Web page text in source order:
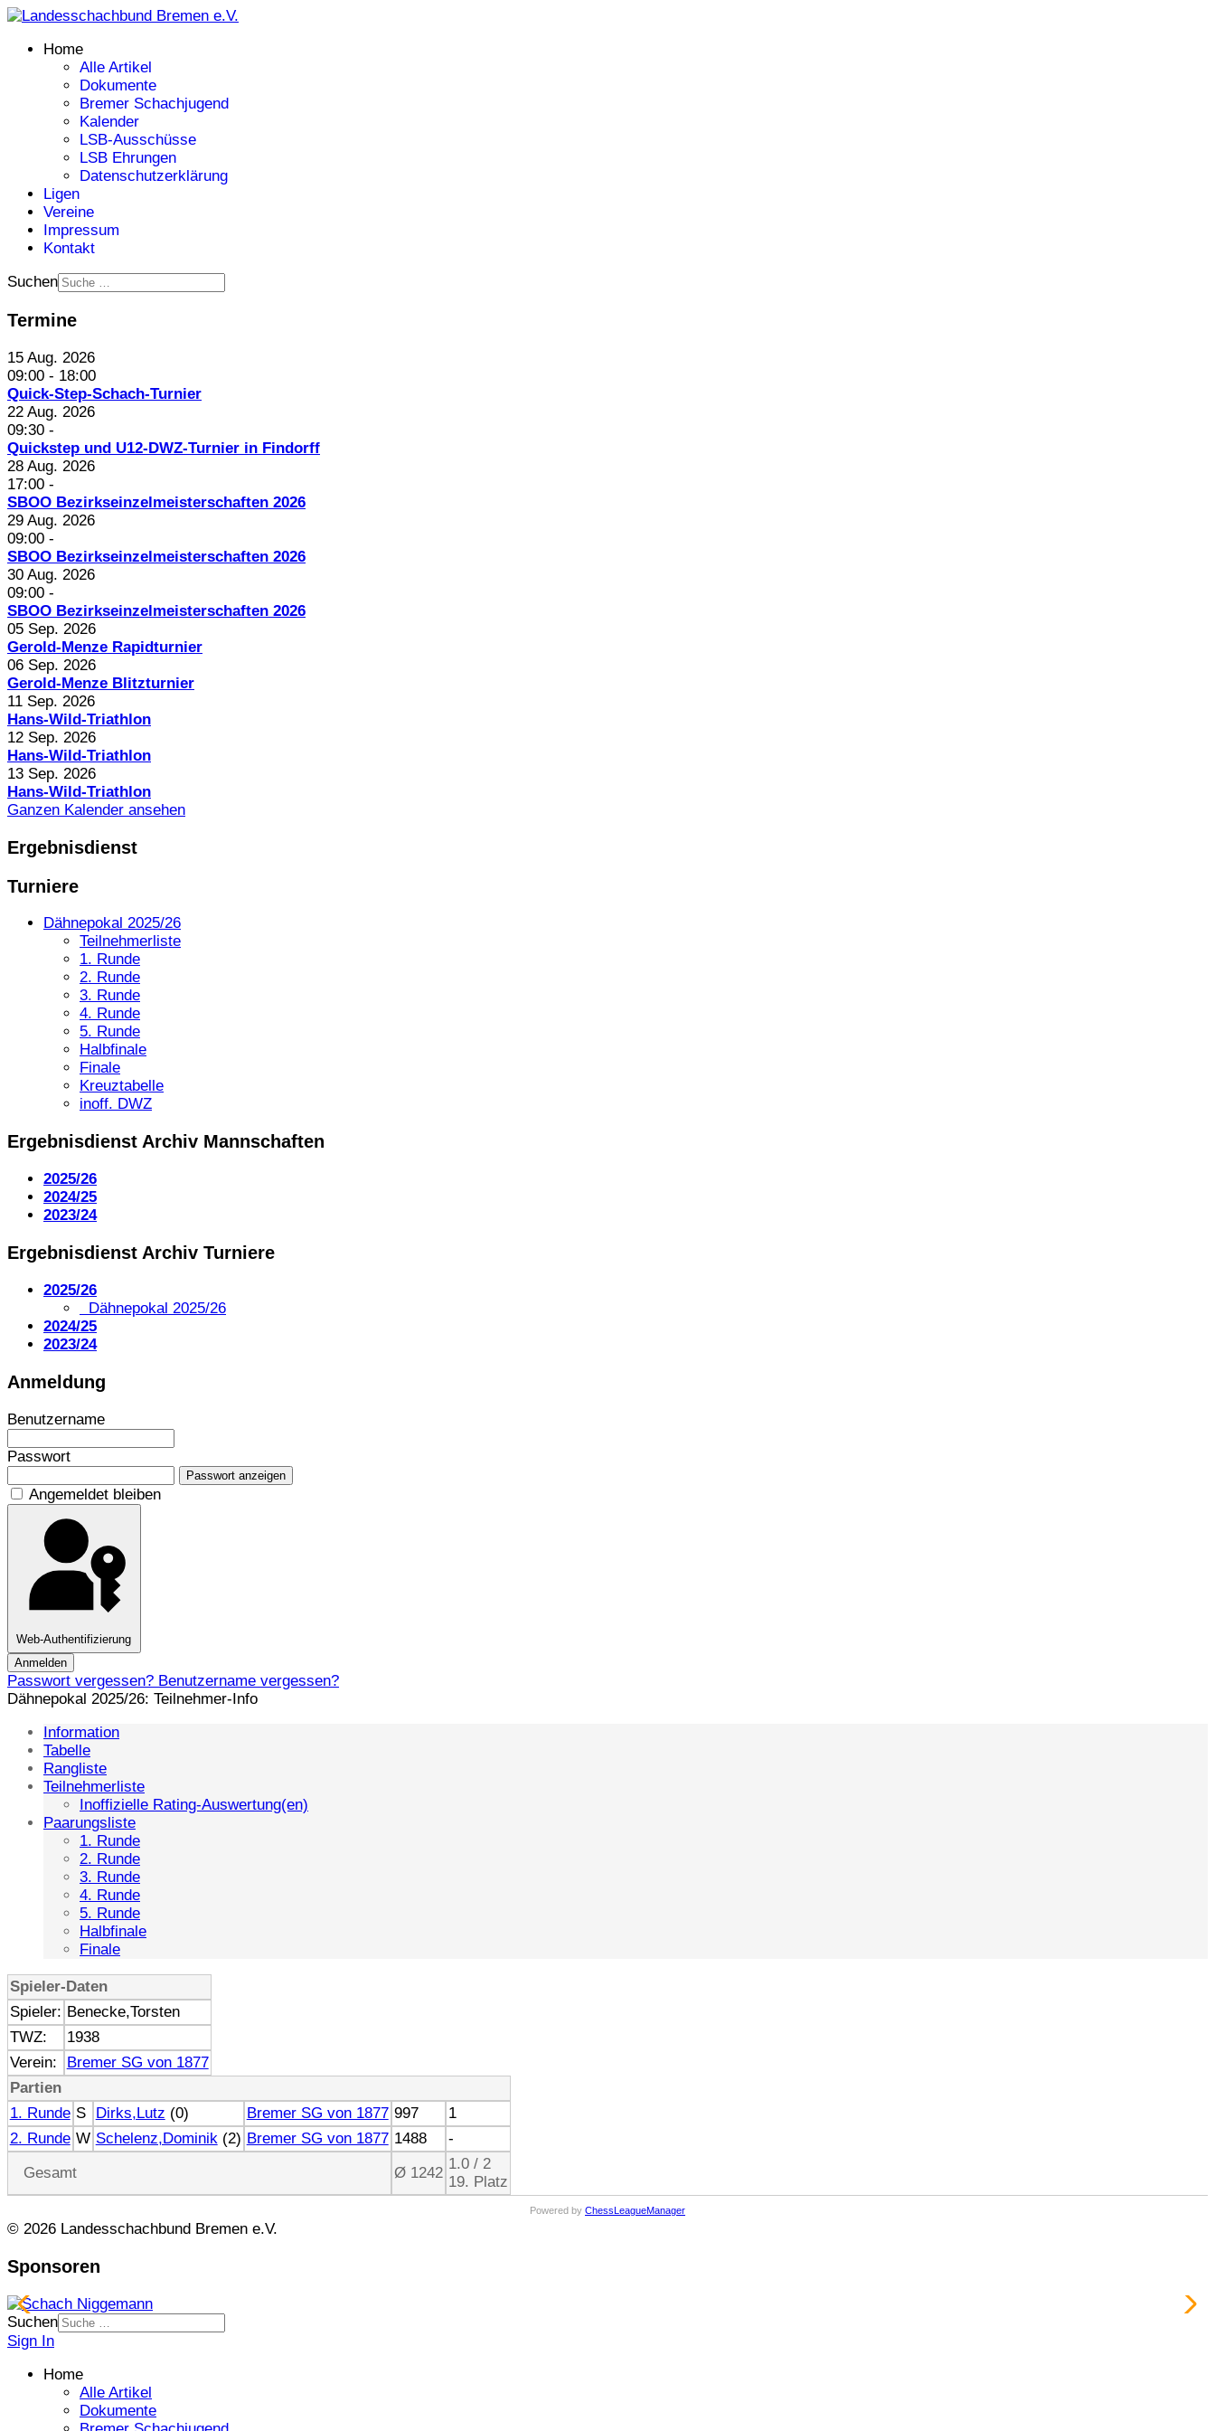
Home
Alle Artikel
Dokumente
Bremer Schachjugend
Kalender
LSB-Ausschüsse
LSB Ehrungen
Datenschutzerklärung
Ligen
Vereine
Impressum
Kontakt
Suchen
Termine
15 Aug. 2026
09:00 - 18:00
Quick-Step-Schach-Turnier
22 Aug. 2026
09:30 -
Quickstep und U12-DWZ-Turnier in Findorff
28 Aug. 2026
17:00 -
SBOO Bezirkseinzelmeisterschaften 2026
29 Aug. 2026
09:00 -
SBOO Bezirkseinzelmeisterschaften 2026
30 Aug. 2026
09:00 -
SBOO Bezirkseinzelmeisterschaften 2026
05 Sep. 2026
Gerold-Menze Rapidturnier
06 Sep. 2026
Gerold-Menze Blitzturnier
11 Sep. 2026
Hans-Wild-Triathlon
12 Sep. 2026
Hans-Wild-Triathlon
13 Sep. 2026
Hans-Wild-Triathlon
Ganzen Kalender ansehen
Ergebnisdienst
Turniere
Dähnepokal 2025/26
Teilnehmerliste
1. Runde
2. Runde
3. Runde
4. Runde
5. Runde
Halbfinale
Finale
Kreuztabelle
inoff. DWZ
Ergebnisdienst Archiv Mannschaften
2025/26
2024/25
2023/24
Ergebnisdienst Archiv Turniere
2025/26
Dähnepokal 2025/26
2024/25
2023/24
Anmeldung
Benutzername
Passwort
Passwort anzeigen
Angemeldet bleiben
Web-Authentifizierung
Anmelden
Passwort vergessen? Benutzername vergessen?
Dähnepokal 2025/26: Teilnehmer-Info
Information
Tabelle
Rangliste
Teilnehmerliste
Inoffizielle Rating-Auswertung(en)
Paarungsliste
1. Runde
2. Runde
3. Runde
4. Runde
5. Runde
Halbfinale
Finale
Spieler-Daten
Spieler: Benecke,Torsten
TWZ:
1938
Verein:
Bremer SG von 1877
Partien
1. Runde S Dirks,Lutz (0) Bremer SG von 1877 997
1
2. Runde W Schelenz,Dominik(2) Bremer SG von 1877 1488
-
Gesamt
Ø 1242
1.0 / 2
19. Platz
Powered by ChessLeagueManager
© 2026 Landesschachbund Bremen e.V.
Sponsoren
Suchen
Sign In
Home
Alle Artikel
Dokumente